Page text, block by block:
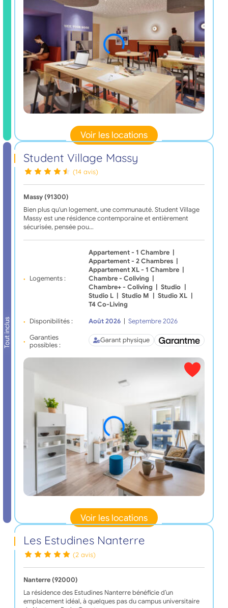
Voir les locations
Tout inclus
Student Village Massy
(14 avis)
Massy (91300)
Bien plus qu'un logement, une communauté. Student Village
Massy est une résidence contemporaine et entièrement
sécurisée, pensée pou…
Logements :
Appartement - 1 Chambre
Appartement - 2 Chambres
Appartement XL - 1 Chambre
Chambre - Coliving
Chambre+ - Coliving
Studio
Studio L
Studio M Studio XL
T4 Co-Living
Disponibilités : Août 2026
Septembre 2026
Garanties
possibles :
Garant physique
Voir les locations
Les Estudines Nanterre
(2 avis)
Nanterre (92000)
La résidence des Estudines Nanterre bénéficie d’un
emplacement idéal, à quelques pas du campus universitaire